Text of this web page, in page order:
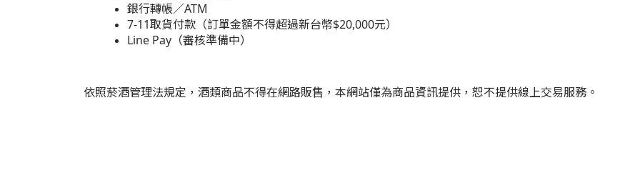
銀行轉帳／ATM
7-11取貨付款（訂單金額不得超過新台幣$20,000元）
Line Pay（審核準備中）
依照菸酒管理法規定，酒類商品不得在網路販售，本網站僅為商品資訊提供，恕不提供線上交易服務。